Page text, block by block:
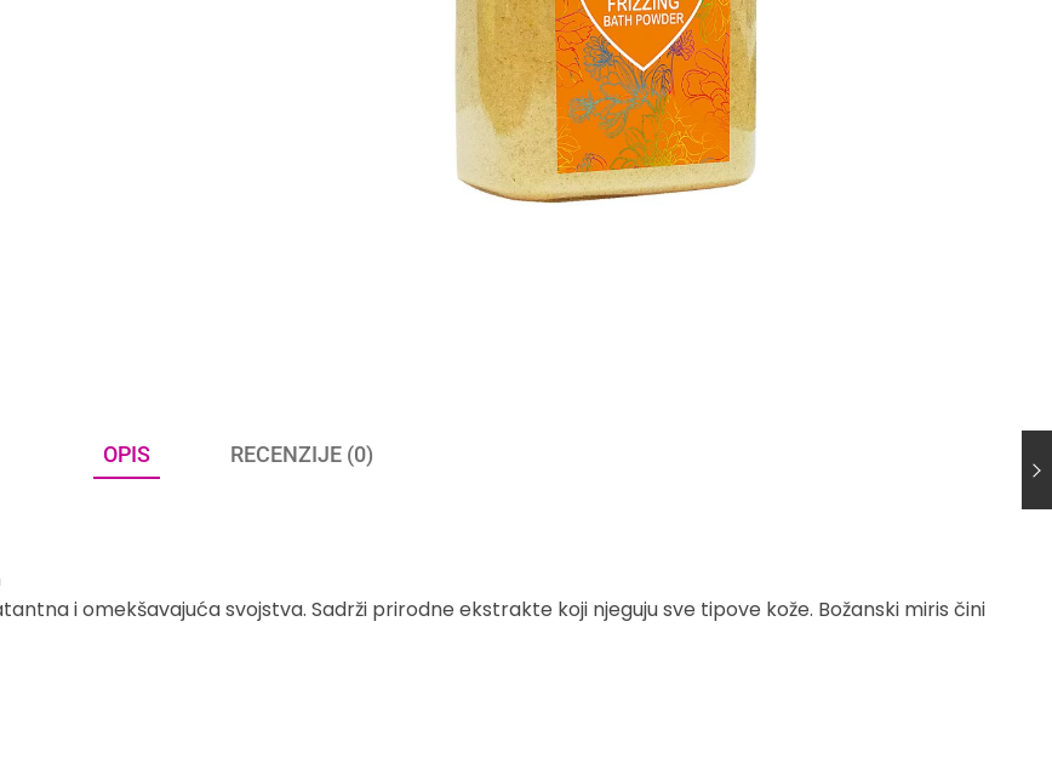
OPIS RECENZIJE (0)
i omekšavajuća svojstva. Sadrži prirodne ekstrakte koji njeguju sve tipove kože. Božanski miris čini